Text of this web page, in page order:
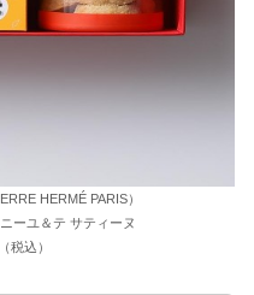
HERMÉ PARIS）
ーユ＆テ サティーヌ
税込）